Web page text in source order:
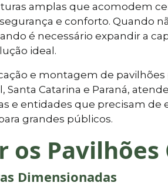
amplas que acomodem
e conforto. Quando
é necessário expandir a
ideal.
e montagem de pavilhões
Santa Catarina e Paraná,
e entidades que precisam de
grandes públicos.
os Pavilhões
Dimensionadas